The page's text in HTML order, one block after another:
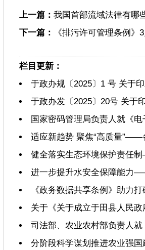
上一篇： 我国首部流域法律有
下一篇：
《排污许可管理条例》
栏目更新：
于政办规〔2025〕1 号 关于
于政办发〔2025〕20号 关于
国家密码管理局负责人就《
适应新趋势 聚焦“高质量”——
健全落实生态环境保护责任
进一步提升水安全保障能力
《政务数据共享条例》助力
关于《关于成立于田县人民
司法部、农业农村部负责人
分阶段科学谋划推进农业强